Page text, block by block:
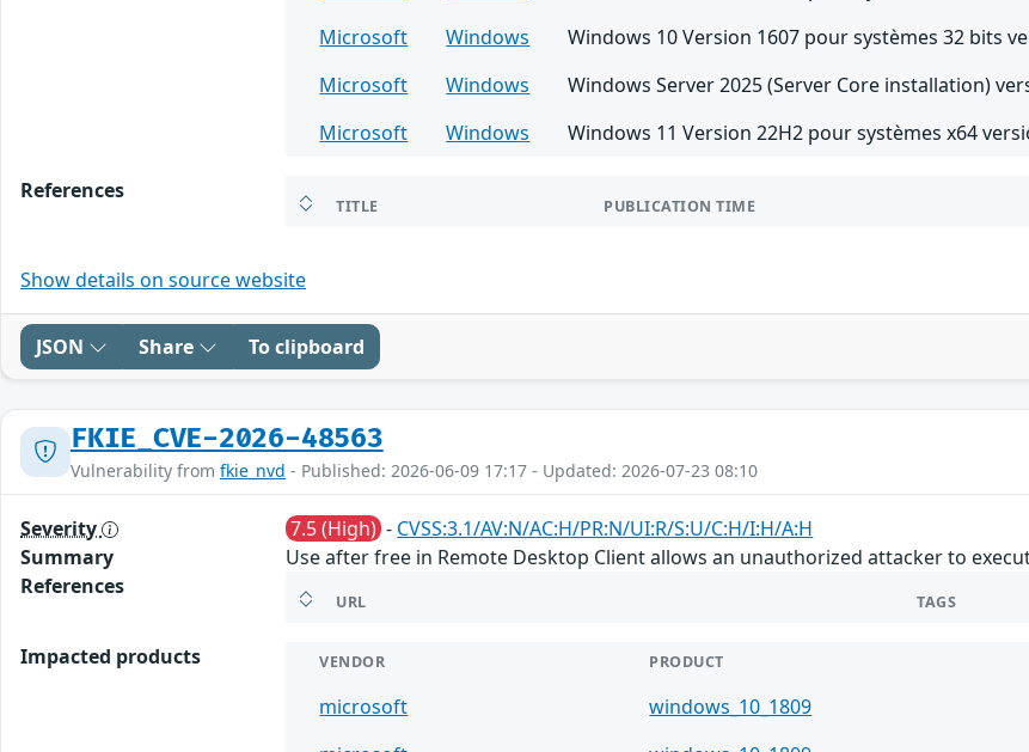
Microsoft
Windows
Windows 10 Version 1607 pour systèmes 32 bits
Microsoft
Windows
Windows Server 2025 (Server Core installation)
Microsoft
Windows Windows 11 Version 22H2 pour systèmes x64
References
TITLE PUBLICATION TIME
Show details on source website
JSON Share To clipboard
FKIE_CVE-2026-48563
Vulnerability from fkie_nvd - Published: 2026-06-09 17:17 - Updated: 2026-07-23 08:10
Severity 7.5 (High) - CVSS:3.1/AV:N/AC:H/PR:N/UI:R/S:U/C:H/I:H/A:H
Summary
Use after free in Remote Desktop Client allows an unauthorized attacker to
References
URL TAGS
Impacted products VENDOR PRODUCT
microsoft windows_10_1809